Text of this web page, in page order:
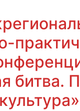
битва.
культура»